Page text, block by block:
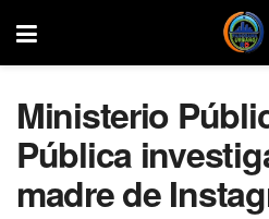
Ministerio
Pública
madre de